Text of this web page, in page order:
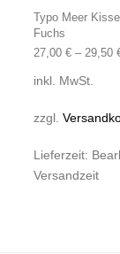
Typo Meer
Fuchs
27,00 € – 29,50
inkl. MwSt.
zzgl.
Lieferzeit:
Versandzeit